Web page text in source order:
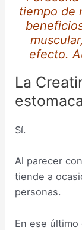
tiempo de
efecto.
La
Sí.
Al parecer
tiende a
personas.
En ese